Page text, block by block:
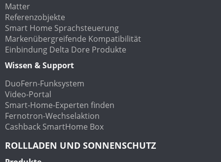
Matter
Referenzobjekte
Smart Home Sprachsteuerung
Markenübergreifende Kompatibilität
Einbindung Delta Dore Produkte
Wissen & Support
DuoFern-Funksystem
Video-Portal
Smart-Home-Experten finden
Fernotron-Wechselaktion
Cashback SmartHome Box
ROLLLADEN UND SONNENSCHUTZ